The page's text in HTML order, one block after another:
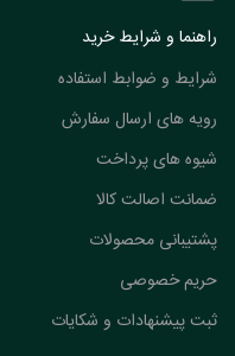
راهنما و شرایط خرید
شرایط و ضوابط استفاده
رویه های ارسال سفارش
شیوه های پرداخت
ضمانت اصالت کالا
پشتیبانی محصولات
حریم خصوصی
ثبت پیشنهادات و شکایات